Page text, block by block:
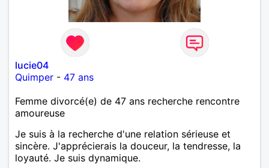
lucie04
Quimper - 47 ans
Femme divorcé(e) de 47 ans recherche rencontre
amoureuse
Je suis à la recherche d'une relation sérieuse et
sincère. J'apprécierais la douceur, la tendresse, la
loyauté. Je suis dynamique.